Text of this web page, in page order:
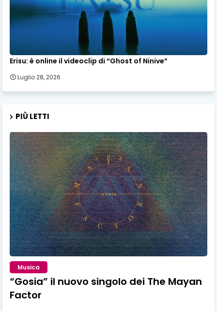
Erisu: è online il videoclip di “Ghost of Ninive”
Luglio 28, 2026
PIÙ LETTI
Musica
“Gosia” il nuovo singolo dei The Mayan
Factor